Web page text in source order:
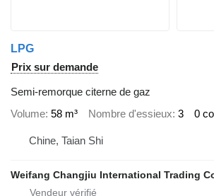
LPG
Prix sur demande
Semi-remorque citerne de gaz
Volume 58 m³ Nombre d'essieux 3 0
Chine, Taian Shi
Weifang Changjiu International Trading